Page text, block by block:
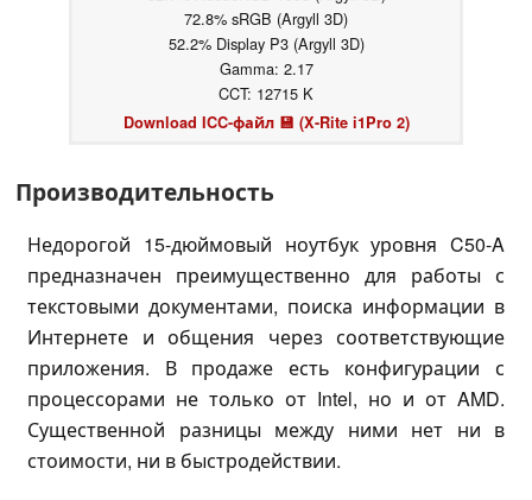
72.8% sRGB (Argyll 3D)
52.2% Display P3 (Argyll 3D)
Gamma: 2.17
CCT: 12715 K
Download ICC-файл 💾 (X-Rite i1Pro 2)
Производительность
Недорогой 15-дюймовый ноутбук уровня C50-A
предназначен преимущественно для работы с
текстовыми документами, поиска информации в
Интернете и общения через соответствующие
приложения. В продаже есть конфигурации с
процессорами не только от Intel, но и от AMD.
Существенной разницы между ними нет ни в
стоимости, ни в быстродействии.